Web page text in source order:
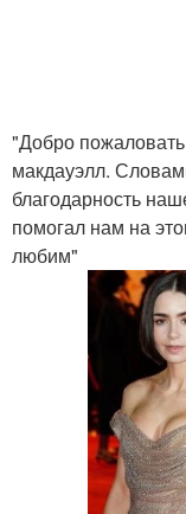
"Добро
макдауэлл.
благодарность
помогал нам на
любим"